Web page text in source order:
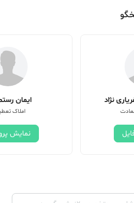
نژاد ایمان
املاک
نمایش